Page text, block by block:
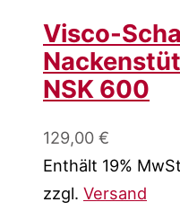
Visco-
NSK 600
129,00 €
Enthält 19%
zzgl. Versand